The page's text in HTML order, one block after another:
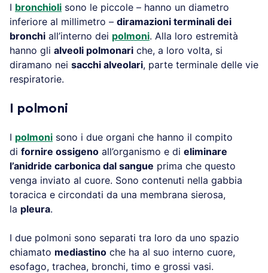
I bronchioli sono le piccole – hanno un diametro
inferiore al millimetro – diramazioni terminali dei
bronchi all’interno dei polmoni. Alla loro estremità
hanno gli alveoli polmonari che, a loro volta, si
diramano nei sacchi alveolari, parte terminale delle vie
respiratorie.
I polmoni
I polmoni sono i due organi che hanno il compito
di fornire ossigeno all’organismo e di eliminare
l’anidride carbonica dal sangue prima che questo
venga inviato al cuore. Sono contenuti nella gabbia
toracica e circondati da una membrana sierosa,
la pleura.
I due polmoni sono separati tra loro da uno spazio
chiamato mediastino che ha al suo interno cuore,
esofago, trachea, bronchi, timo e grossi vasi.